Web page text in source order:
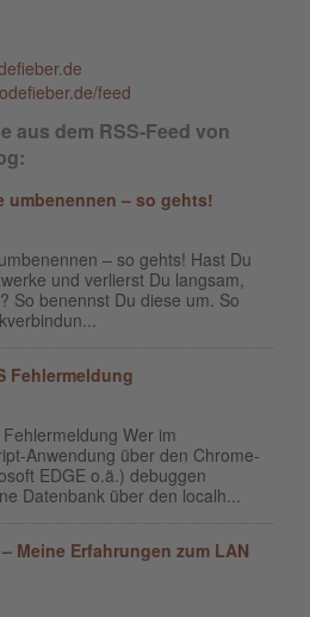
feed
aus dem RSS-Feed von
umbenennen – so gehts!
– so gehts! Hast Du
und verlierst Du langsam,
So benennst Du diese um. So
Fehlermeldung
Wer im
Anwendung über den Chrome-
EDGE o.ä.) debuggen
Datenbank über den localh...
Meine Erfahrungen zum LAN